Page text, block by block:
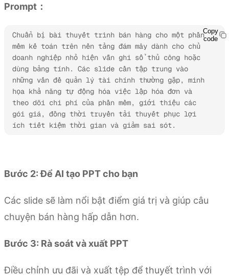
Prompt：
Chuẩn bị bài thuyết trình bán hàng cho một phần
mềm kế toán trên nền tảng đám mây dành cho chủ
doanh nghiệp nhỏ hiện vẫn ghi sổ thủ công hoặc
dùng bảng tính. Các slide cần tập trung vào
những vấn đề quản lý tài chính thường gặp, minh
họa khả năng tự động hóa việc lập hóa đơn và
theo dõi chi phí của phần mềm, giới thiệu các
gói giá, đồng thời truyền tải thuyết phục lợi
ích tiết kiệm thời gian và giảm sai sót.
Copy
code
Bước 2: Để AI tạo PPT cho bạn
Các slide sẽ làm nổi bật điểm giá trị và giúp câu
chuyện bán hàng hấp dẫn hơn.
Bước 3: Rà soát và xuất PPT
Điều chỉnh ưu đãi và xuất tệp để thuyết trình với